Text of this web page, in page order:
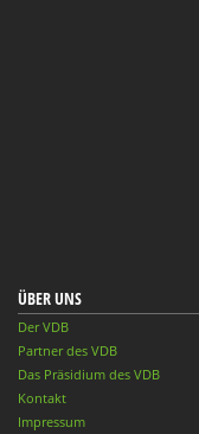
ÜBER UNS
Der VDB
Partner des VDB
Das Präsidium des VDB
Kontakt
Impressum